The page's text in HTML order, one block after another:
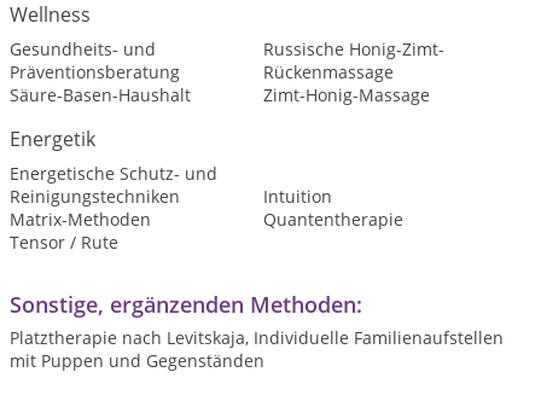
Wellness
Gesundheits- und
Präventionsberatung
Russische Honig-Zimt-
Rückenmassage
Säure-Basen-Haushalt
Zimt-Honig-Massage
Energetik
Energetische Schutz- und
Reinigungstechniken
Intuition
Matrix-Methoden
Quantentherapie
Tensor / Rute
Sonstige, ergänzenden Methoden:
Platztherapie nach Levitskaja, Individuelle Familienaufstellen
mit Puppen und Gegenständen